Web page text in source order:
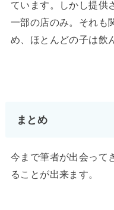
ています。しかし提供
一部の店のみ。それも
め、ほとんどの子は飲
まとめ
今まで筆者が出会って
ることが出来ます。